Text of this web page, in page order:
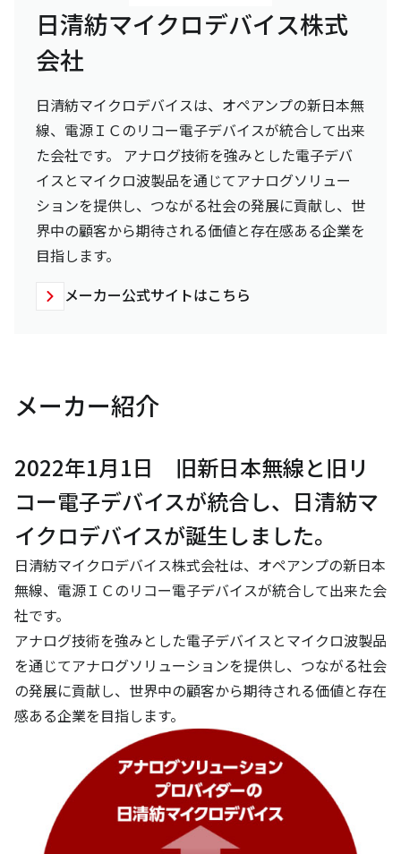
日清紡マイクロデバイス株式
会社
日清紡マイクロデバイスは、オペアンプの新日本無
線、電源ＩＣのリコー電子デバイスが統合して出来
た会社です。 アナログ技術を強みとした電子デバ
イスとマイクロ波製品を通じてアナログソリュー
ションを提供し、つながる社会の発展に貢献し、世
界中の顧客から期待される価値と存在感ある企業を
目指します。
メーカー公式サイトはこちら
メーカー紹介
2022年1月1日 旧新日本無線と旧リ
コー電子デバイスが統合し、日清紡マ
イクロデバイスが誕生しました。
日清紡マイクロデバイス株式会社は、オペアンプの新日本
無線、電源ＩＣのリコー電子デバイスが統合して出来た会
社です。
アナログ技術を強みとした電子デバイスとマイクロ波製品
を通じてアナログソリューションを提供し、つながる社会
の発展に貢献し、世界中の顧客から期待される価値と存在
感ある企業を目指します。